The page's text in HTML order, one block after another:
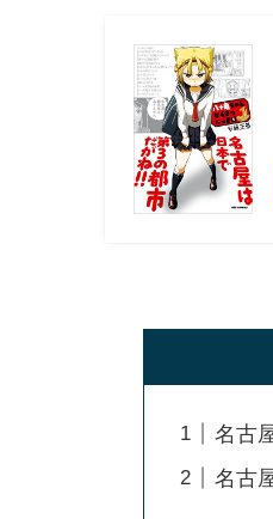
名古
名古